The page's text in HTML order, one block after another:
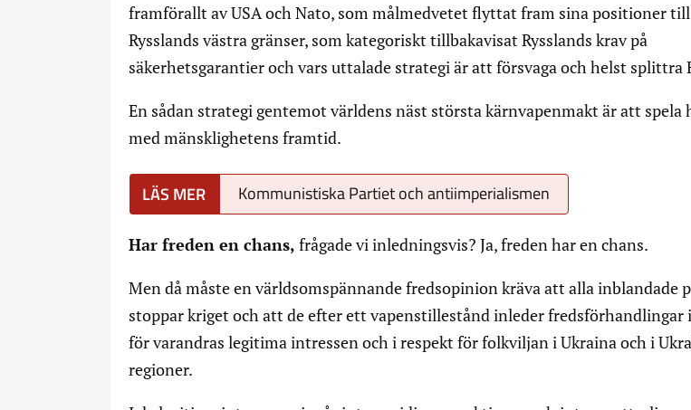
framförallt av USA och Nato, som målmedvetet flyttat fram sina positioner till
Rysslands västra gränser, som kategoriskt tillbakavisat Rysslands krav på
säkerhetsgarantier och vars uttalade strategi är att försvaga och helst splittra
En sådan strategi gentemot världens näst största kärnvapenmakt är att spela
med mänsklighetens framtid.
Kommunistiska Partiet och antiimperialismen
Har freden en chans, frågade vi inledningsvis? Ja, freden har en chans.
Men då måste en världsomspännande fredsopinion kräva att alla inblandade
stoppar kriget och att de efter ett vapenstillestånd inleder fredsförhandlingar
för varandras legitima intressen och i respekt för folkviljan i Ukraina och i
regioner.